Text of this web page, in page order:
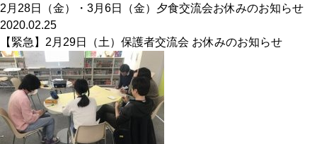
2月28日（金）・3月6日（金）夕食交流会お休みのお知らせ
2020.02.25
【緊急】2月29日（土）保護者交流会 お休みのお知らせ